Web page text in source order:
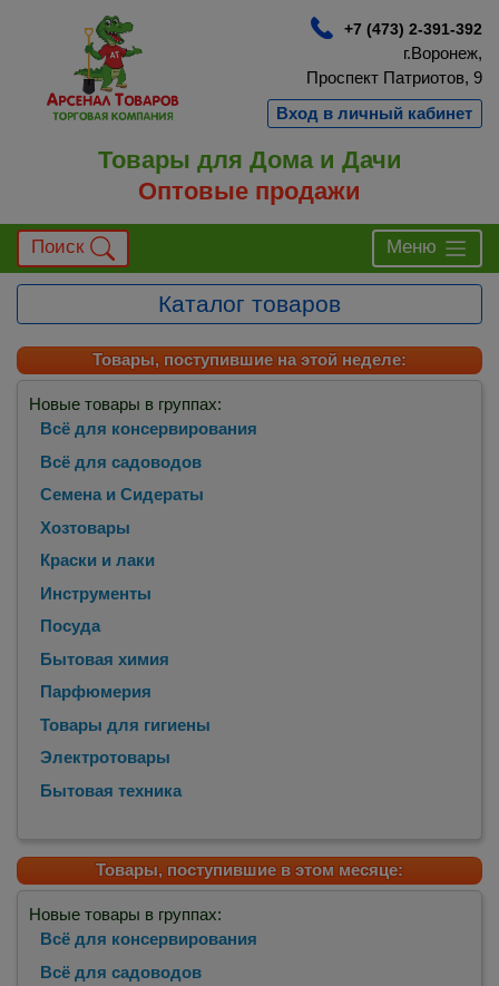
+7 (473) 2-391-392
г.Воронеж,
Проспект Патриотов, 9
Вход в личный кабинет
Товары для Дома и Дачи
Оптовые продажи
Поиск Меню
Каталог товаров
Товары, поступившие на этой неделе:
Новые товары в группах:
Всё для консервирования
Всё для садоводов
Семена и Сидераты
Хозтовары
Краски и лаки
Инструменты
Посуда
Бытовая химия
Парфюмерия
Товары для гигиены
Электротовары
Бытовая техника
Товары, поступившие в этом месяце:
Новые товары в группах:
Всё для консервирования
Всё для садоводов